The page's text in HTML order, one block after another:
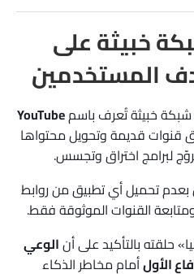
خبيثة على
المستخدمين
خبيثة تُعرف باسمYouTube
قنوات قديمة وتحويل محتواها
لبرامج اختراق وتجسس.
تحميل أي تطبيق من روابط
القنوات الموثوقة فقط.
حلقته بالتأكيد على أنالوعي
الأولأمام مخاطر الذكاء